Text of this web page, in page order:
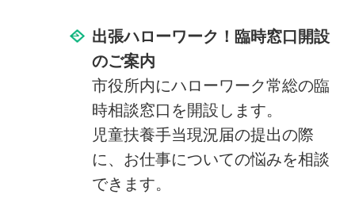
出張ハローワーク！臨時窓口開設
のご案内
市役所内にハローワーク常総の臨
時相談窓口を開設します。
児童扶養手当現況届の提出の際
に、お仕事についての悩みを相談
できます。